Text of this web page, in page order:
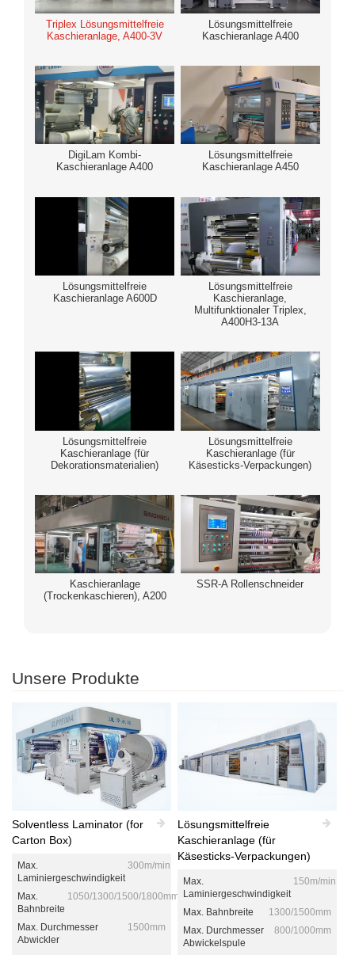
Triplex Lösungsmittelfreie
Kaschieranlage, A400-3V
Lösungsmittelfreie
Kaschieranlage A400
DigiLam Kombi-
Kaschieranlage A400
Lösungsmittelfreie
Kaschieranlage A450
Lösungsmittelfreie
Kaschieranlage A600D
Lösungsmittelfreie
Kaschieranlage,
Multifunktionaler Triplex,
A400H3-13A
Lösungsmittelfreie
Kaschieranlage (für
Dekorationsmaterialien)
Lösungsmittelfreie
Kaschieranlage (für
Käsesticks-Verpackungen)
Kaschieranlage
(Trockenkaschieren), A200
SSR-A Rollenschneider
Unsere Produkte
Solventless Laminator (for
Carton Box)
Max.
Laminiergeschwindigkeit
300m/min
Max.
Bahnbreite
1050/1300/1500/1800mm
Max. Durchmesser
Abwickler
1500mm
Lösungsmittelfreie
Kaschieranlage (für
Käsesticks-Verpackungen)
Max.
Laminiergeschwindigkeit
150m/min
Max. Bahnbreite
1300/1500mm
Max. Durchmesser
Abwickelspule
800/1000mm